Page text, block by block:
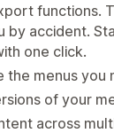
functions.
by accident.
one click.
the menus you
of your
across